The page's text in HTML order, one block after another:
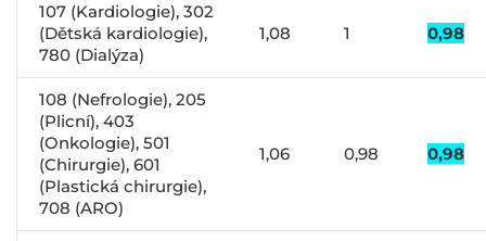
107 (Kardiologie), 302
(Dětská kardiologie),
780 (Dialýza)
1,08 1 0,98
108 (Nefrologie), 205
(Plicní), 403
(Onkologie), 501
(Chirurgie), 601
(Plastická chirurgie),
708 (ARO)
1,06 0,98 0,98